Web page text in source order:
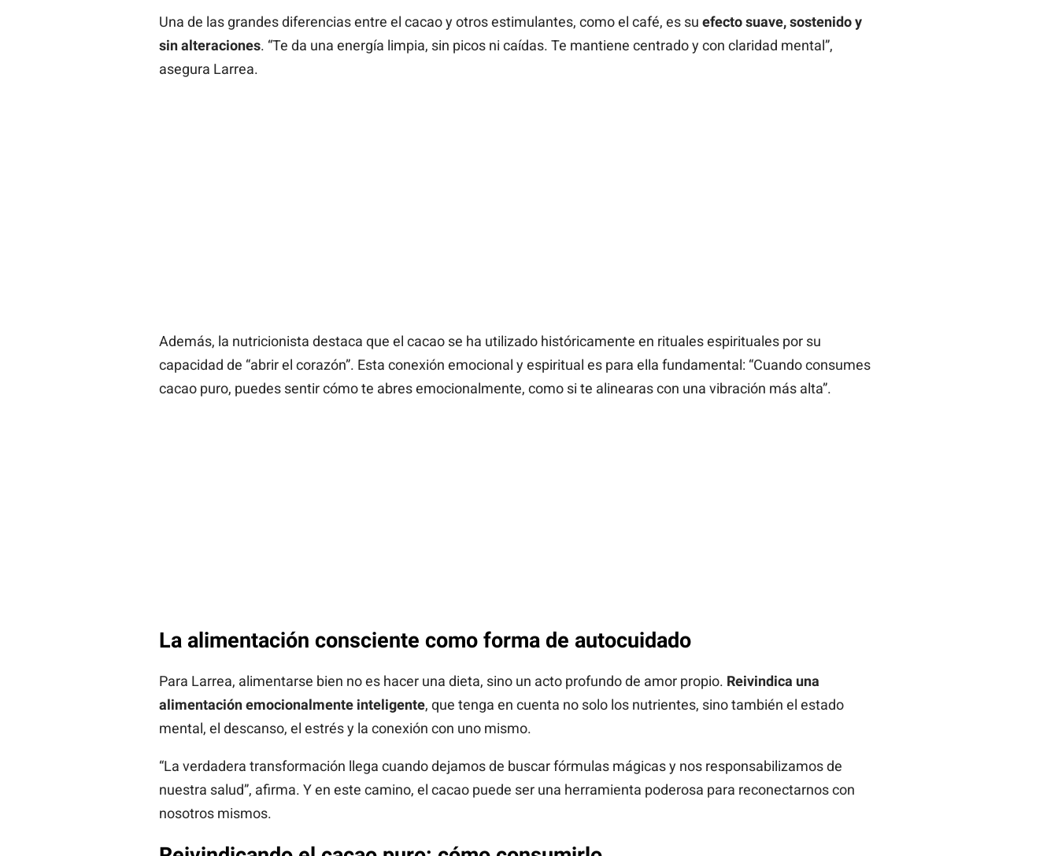
Una de las grandes diferencias entre el cacao y otros estimulantes, como el café, es su efecto suave, sostenido y
sin alteraciones. “Te da una energía limpia, sin picos ni caídas. Te mantiene centrado y con claridad mental”,
asegura Larrea.
Además, la nutricionista destaca que el cacao se ha utilizado históricamente en rituales espirituales por su
capacidad de “abrir el corazón”. Esta conexión emocional y espiritual es para ella fundamental: “Cuando consumes
cacao puro, puedes sentir cómo te abres emocionalmente, como si te alinearas con una vibración más alta”.
La alimentación consciente como forma de autocuidado
Para Larrea, alimentarse bien no es hacer una dieta, sino un acto profundo de amor propio. Reivindica una
alimentación emocionalmente inteligente, que tenga en cuenta no solo los nutrientes, sino también el estado
mental, el descanso, el estrés y la conexión con uno mismo.
“La verdadera transformación llega cuando dejamos de buscar fórmulas mágicas y nos responsabilizamos de
nuestra salud”, afirma. Y en este camino, el cacao puede ser una herramienta poderosa para reconectarnos con
nosotros mismos.